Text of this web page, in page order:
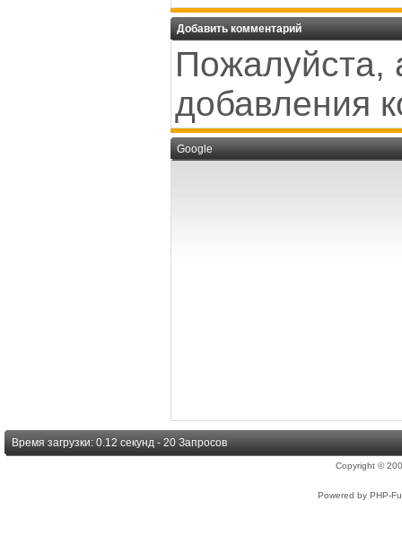
Добавить комментарий
Пожалуйста,
добавления
Google
Время загрузки: 0.12 секунд - 20 Запросов
Copyright ©
Powered by PHP-